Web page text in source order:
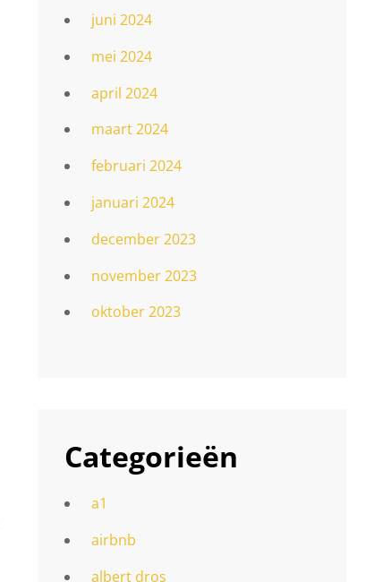
juni 2024
mei 2024
april 2024
maart 2024
februari 2024
januari 2024
december 2023
november 2023
oktober 2023
Categorieën
a1
airbnb
albert dros